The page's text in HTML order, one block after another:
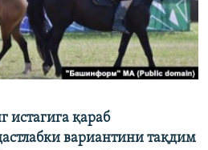
истагига қараб
вариантини тақдим